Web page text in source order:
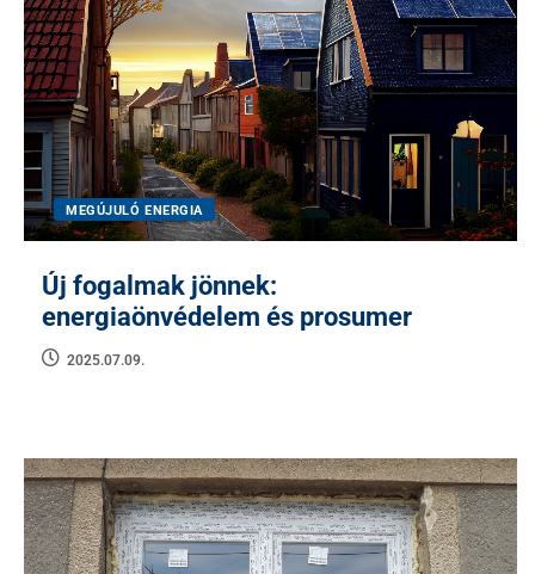
MEGÚJULÓ ENERGIA
Új fogalmak jönnek:
energiaönvédelem és prosumer
2025.07.09.